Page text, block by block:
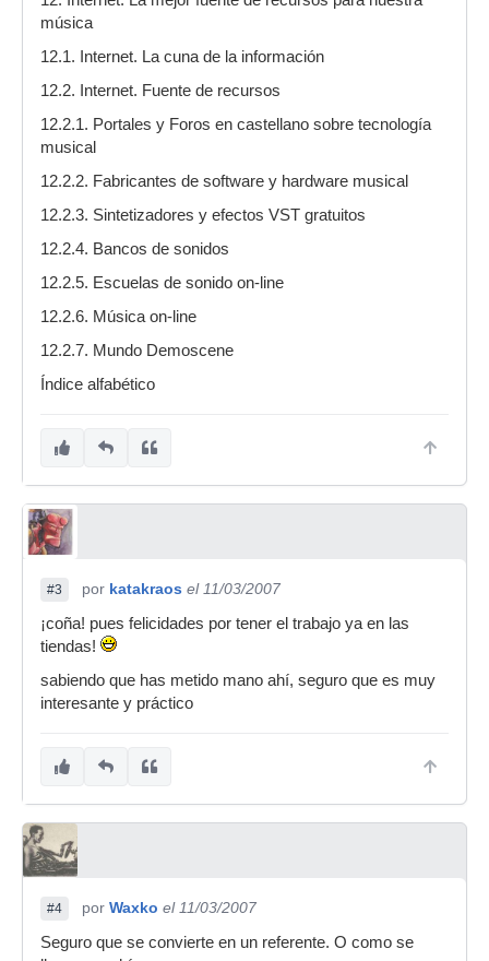
música
12.1. Internet. La cuna de la información
12.2. Internet. Fuente de recursos
12.2.1. Portales y Foros en castellano sobre tecnología
musical
12.2.2. Fabricantes de software y hardware musical
12.2.3. Sintetizadores y efectos VST gratuitos
12.2.4. Bancos de sonidos
12.2.5. Escuelas de sonido on-line
12.2.6. Música on-line
12.2.7. Mundo Demoscene
Índice alfabético
#3 por katakraos el 11/03/2007
¡coña! pues felicidades por tener el trabajo ya en las
tiendas!
sabiendo que has metido mano ahí, seguro que es muy
interesante y práctico
#4 por Waxko el 11/03/2007
Seguro que se convierte en un referente. O como se